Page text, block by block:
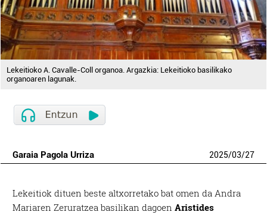
Lekeitioko A. Cavalle-Coll organoa. Argazkia: Lekeitioko basilikako
organoaren lagunak.
Garaia Pagola Urriza 2025/03/27
Lekeitiok dituen beste altxorretako bat omen da Andra
Mariaren Zeruratzea basilikan dagoenAristides